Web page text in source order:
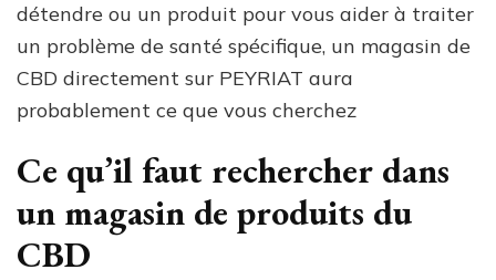
détendre ou un produit pour vous aider à traiter
un problème de santé spécifique, un magasin de
CBD directement sur PEYRIAT aura
probablement ce que vous cherchez
Ce qu’il faut rechercher dans
un magasin de produits du
CBD